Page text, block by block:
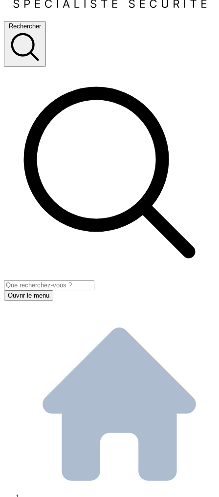
Rechercher
Ouvrir le menu